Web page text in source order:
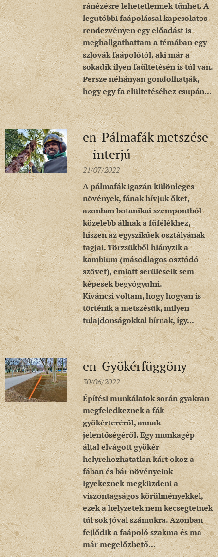
ránézésre lehetetlennek tűnhet. A
legutóbbi faápolással kapcsolatos
rendezvényen egy előadást is
meghallgathattam a témában egy
szlovák faápolótól, aki már a
sokadik ilyen faültetésén is túl van.
Persze néhányan gondolhatják,
hogy egy fa elültetéséhez csupán...
en-Pálmafák metszése
– interjú
21/07/2022
A pálmafák igazán különleges
növények, fának hívjuk őket,
azonban botanikai szempontból
közelebb állnak a fűfélékhez,
hiszen az egyszikűek osztályának
tagjai. Törzsükből hiányzik a
kambium (másodlagos osztódó
szövet), emiatt sérüléseik sem
képesek begyógyulni.
Kíváncsi voltam, hogy hogyan is
történik a metszésük, milyen
tulajdonságokkal bírnak, így...
en-Gyökérfüggöny
30/06/2022
Építési munkálatok során gyakran
megfeledkeznek a fák
gyökérteréről, annak
jelentőségéről. Egy munkagép
által elvágott gyökér
helyrehozhatatlan kárt okoz a
fában és bár növényeink
igyekeznek megküzdeni a
viszontagságos körülményekkel,
ezek a helyzetek nem kecsegtetnek
túl sok jóval számukra. Azonban
fejlődik a faápoló szakma és ma
már megelőzhető...